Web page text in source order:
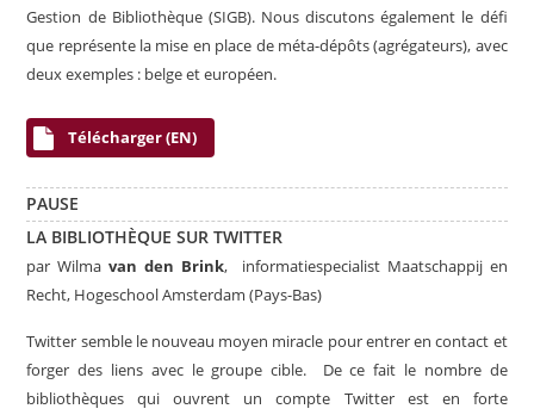
Gestion de Bibliothèque (SIGB). Nous discutons également le défi
que représente la mise en place de méta-dépôts (agrégateurs), avec
deux exemples : belge et européen.
Télécharger (EN)
PAUSE
LA BIBLIOTHÈQUE SUR TWITTER
parWilma van den Brink, informatiespecialist Maatschappij en
Recht, Hogeschool Amsterdam (Pays-Bas)
Twitter semble le nouveau moyen miracle pour entrer en contact et
forger des liens avec le groupe cible. De ce fait le nombre de
bibliothèques qui ouvrent un compte Twitter est en forte